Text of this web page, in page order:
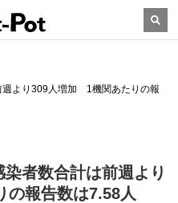
より309人増加 1機関あたりの報
者数合計は前週より
報告数は7.58人